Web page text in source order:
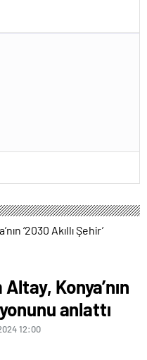
Konya’nın
anlattı
12:00